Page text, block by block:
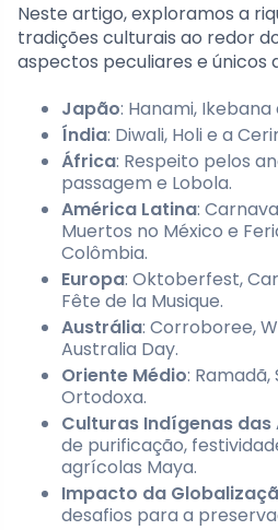
Neste artigo, exploramos a
tradições culturais ao redor
aspectos peculiares e únicos
Japão: Hanami,
Índia: Diwali, Holi e a
África: Respeito pelos
passagem e Lobola.
América Latina:
Muertos no México e
Colômbia.
Europa: Oktoberfest,
Fête de la Musique.
Austrália: Corroboree,
Australia Day.
Oriente Médio:
Ortodoxa.
Culturas Indígenas das
de purificação,
agrícolas Maya.
Impacto da
desafios para a